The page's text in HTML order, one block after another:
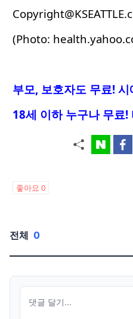
(Photo:
부모, 보호자도 무료!
18세 이하 누구나 무료!
좋아요 0
전체 0